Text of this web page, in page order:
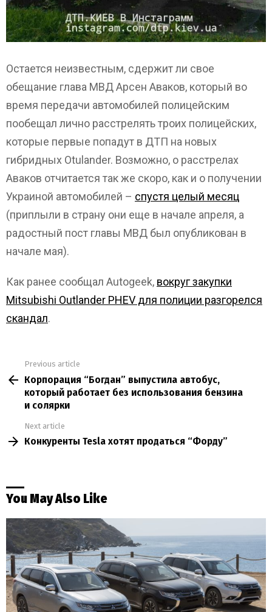
Остается неизвестным, сдержит ли свое
обещание глава МВД Арсен Аваков, который во
время передачи автомобилей полицейским
пообещал лично расстрелять троих полицейских,
которые первые попадут в ДТП на новых
гибридных Otulander. Возможно, о расстрелах
Аваков отчитается так же скоро, как и о получении
Украиной автомобилей – спустя целый месяц
(приплыли в страну они еще в начале апреля, а
радостный пост главы МВД был опубликован в
начале мая).
Как ранее сообщал Autogeek, вокруг закупки
Mitsubishi Outlander PHEV для полиции разгорелся
скандал.
more
Previous article
Корпорация “Богдан” выпустила автобус,
который работает без использования бензина
и солярки
Next article
Конкуренты Tesla хотят продаться “Форду”
You May Also Like